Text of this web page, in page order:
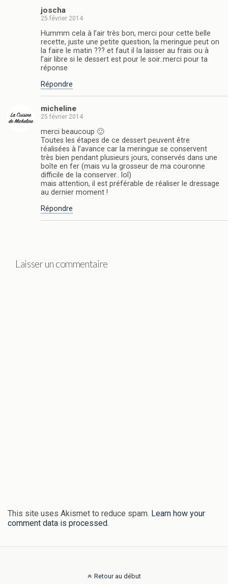
joscha
25 février 2014
Hummm cela à l’air très bon, merci pour cette belle
recette, juste une petite question, la meringue peut on
la faire le matin ??? et faut il la laisser au frais ou à
l’air libre si le dessert est pour le soir..merci pour ta
réponse
Répondre
micheline
25 février 2014
merci beaucoup 🙂
Toutes les étapes de ce dessert peuvent être
réalisées à l’avance car la meringue se conservent
très bien pendant plusieurs jours, conservés dans une
boîte en fer (mais vu la grosseur de ma couronne
difficile de la conserver.. lol)
mais attention, il est préférable de réaliser le dressage
au dernier moment !
Répondre
Laisser un commentaire
This site uses Akismet to reduce spam. Learn how your
comment data is processed.
Retour au début